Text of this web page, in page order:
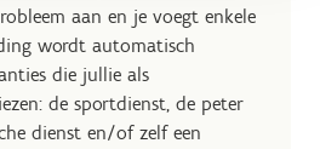
aan en je voegt enkele
wordt automatisch
die jullie als
de sportdienst, de peter
dienst en/of zelf een